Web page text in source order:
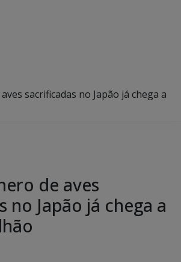
sacrificadas no Japão já chega a
de aves
no Japão já chega a